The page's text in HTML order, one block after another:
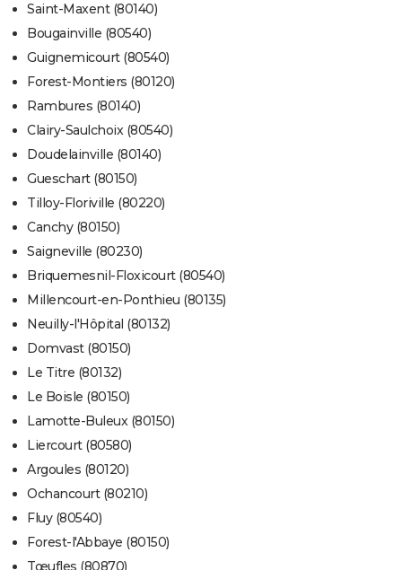
Saint-Maxent (80140)
Bougainville (80540)
Guignemicourt (80540)
Forest-Montiers (80120)
Rambures (80140)
Clairy-Saulchoix (80540)
Doudelainville (80140)
Gueschart (80150)
Tilloy-Floriville (80220)
Canchy (80150)
Saigneville (80230)
Briquemesnil-Floxicourt (80540)
Millencourt-en-Ponthieu (80135)
Neuilly-l'Hôpital (80132)
Domvast (80150)
Le Titre (80132)
Le Boisle (80150)
Lamotte-Buleux (80150)
Liercourt (80580)
Argoules (80120)
Ochancourt (80210)
Fluy (80540)
Forest-l'Abbaye (80150)
Tœufles (80870)